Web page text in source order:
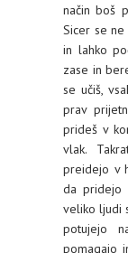
način boš
Sicer se
in lahko
zase in
se učiš,
prav
prideš v
vlak.
preidejo v
da pridejo
veliko ljudi
potujejo
pomagajo